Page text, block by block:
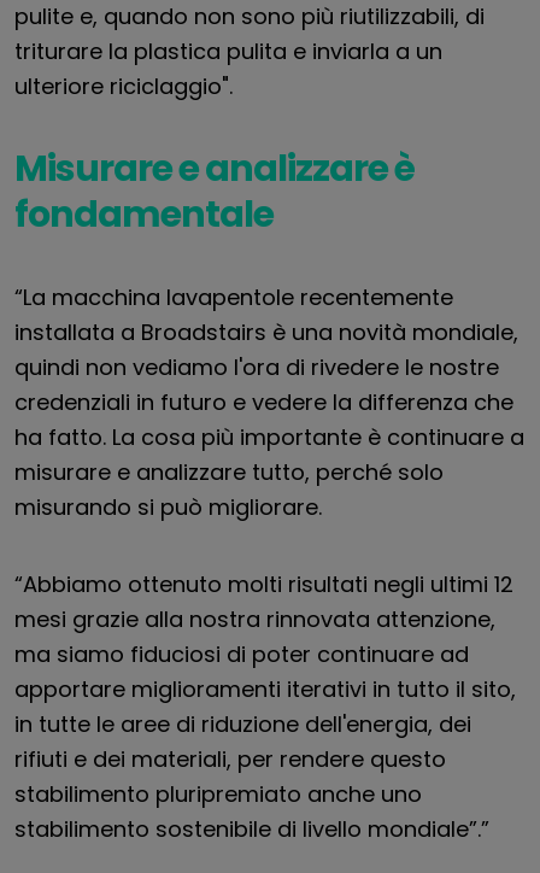
pulite e, quando non sono più riutilizzabili, di
triturare la plastica pulita e inviarla a un
ulteriore riciclaggio".
Misurare e analizzare è
fondamentale
“La macchina lavapentole recentemente
installata a Broadstairs è una novità mondiale,
quindi non vediamo l'ora di rivedere le nostre
credenziali in futuro e vedere la differenza che
ha fatto. La cosa più importante è continuare a
misurare e analizzare tutto, perché solo
misurando si può migliorare.
“Abbiamo ottenuto molti risultati negli ultimi 12
mesi grazie alla nostra rinnovata attenzione,
ma siamo fiduciosi di poter continuare ad
apportare miglioramenti iterativi in tutto il sito,
in tutte le aree di riduzione dell'energia, dei
rifiuti e dei materiali, per rendere questo
stabilimento pluripremiato anche uno
stabilimento sostenibile di livello mondiale”.”